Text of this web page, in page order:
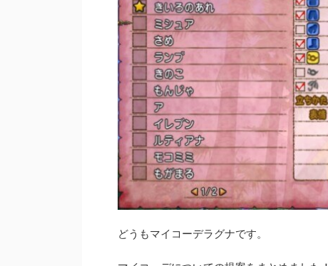
どうもマイコーデラグナです。